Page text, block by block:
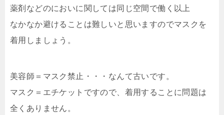
薬剤などのにおいに関しては同じ空間で働く以上
なかなか避けることは難しいと思いますのでマスクを
着用しましょう。
美容師＝マスク禁止・・・なんて古いです。
マスク＝エチケットですので、着用することに問題は
全くありません。